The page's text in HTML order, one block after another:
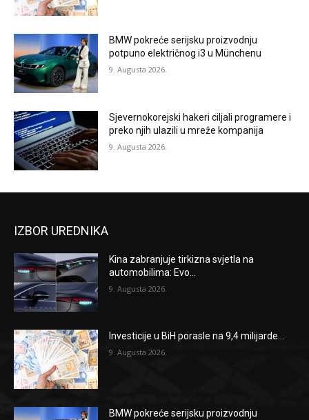
BMW pokreće serijsku proizvodnju
potpuno električnog i3 u Münchenu
9. Augusta 2026.
Sjevernokorejski hakeri ciljali programere i
preko njih ulazili u mreže kompanija
9. Augusta 2026.
IZBOR UREDNIKA
Kina zabranjuje tirkizna svjetla na
automobilima: Evo...
9. Augusta 2026.
Investicije u BiH porasle na 9,4 milijarde...
9. Augusta 2026.
BMW pokreće serijsku proizvodnju